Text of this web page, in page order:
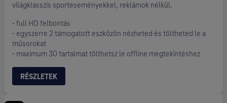
világklasszis sporteseményekkel, reklámok nélkül.
• full HD felbontás
• egyszerre 2 támogatott eszközön nézheted és töltheted le a
műsorokat
• maximum 30 tartalmat tölthetsz le offline megtekintéshez
RÉSZLETEK